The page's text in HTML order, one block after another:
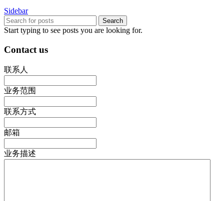
Sidebar
Search
Start typing to see posts you are looking for.
Contact us
联系人
业务范围
联系方式
邮箱
业务描述